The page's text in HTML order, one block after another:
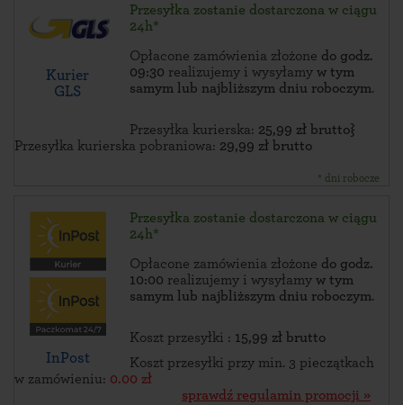
Kurier
GLS
Przesyłka zostanie dostarczona w ciągu
24h*
Opłacone zamówienia złożone do godz.
09:30 realizujemy i wysyłamy w tym
samym lub najbliższym dniu roboczym.
Przesyłka kurierska: 25,99 zł brutto}
Przesyłka kurierska pobraniowa: 29,99 zł brutto
* dni robocze
InPost
Przesyłka zostanie dostarczona w ciągu
24h*
Opłacone zamówienia złożone do godz.
10:00 realizujemy i wysyłamy w tym
samym lub najbliższym dniu roboczym.
Koszt przesyłki : 15,99 zł brutto
Koszt przesyłki przy min. 3 pieczątkach
w zamówieniu: 0.00 zł
sprawdź regulamin promocji »